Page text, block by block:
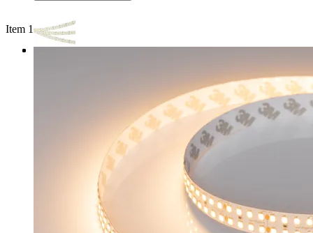
Item 1 of 3